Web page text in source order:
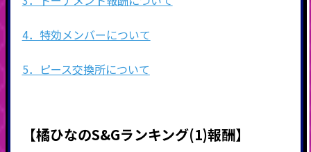
4．特効メンバーについて
5．ピース交換所について
【橘ひなのS&Gランキング(1)報酬】